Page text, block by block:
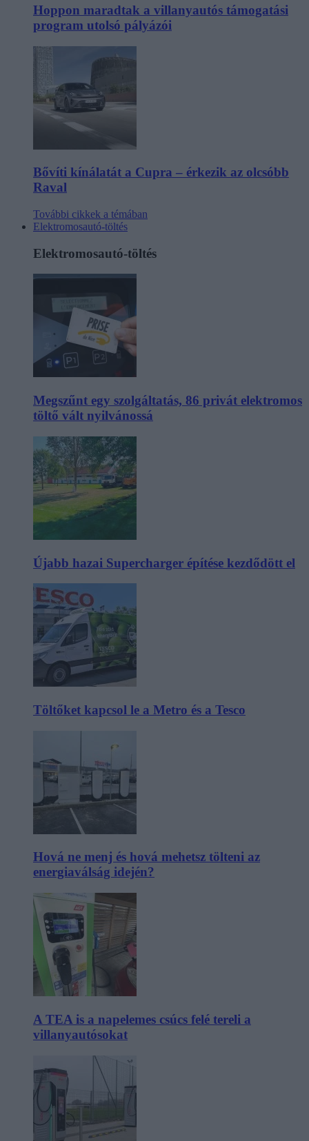
Hoppon maradtak a villanyautós támogatási
program utolsó pályázói
Bővíti kínálatát a Cupra – érkezik az olcsóbb
Raval
További cikkek a témában
Elektromosautó-töltés
Elektromosautó-töltés
Megszűnt egy szolgáltatás, 86 privát elektromos
töltő vált nyilvánossá
Újabb hazai Supercharger építése kezdődött el
Töltőket kapcsol le a Metro és a Tesco
Hová ne menj és hová mehetsz tölteni az
energiaválság idején?
A TEA is a napelemes csúcs felé tereli a
villanyautósokat